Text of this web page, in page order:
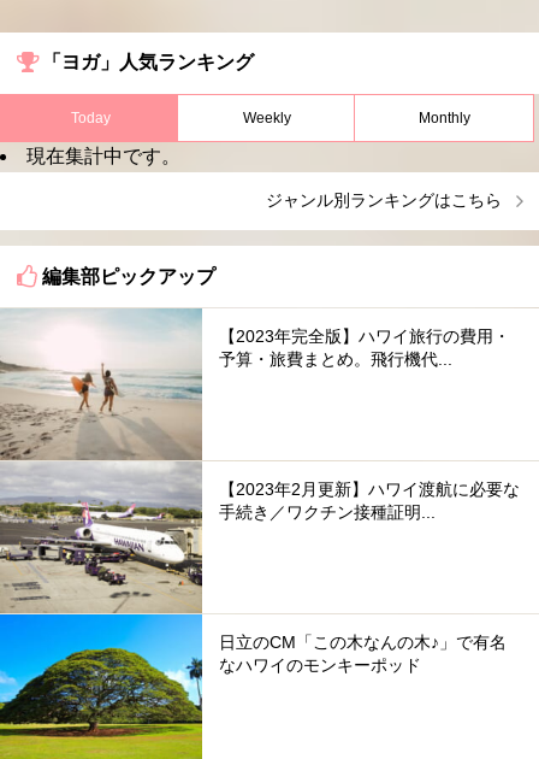
「ヨガ」人気ランキング
Today Weekly Monthly
現在集計中です。
ジャンル別ランキングはこちら
編集部ピックアップ
【2023年完全版】ハワイ旅行の費用・
予算・旅費まとめ。飛行機代...
【2023年2月更新】ハワイ渡航に必要な
手続き／ワクチン接種証明...
日立のCM「この木なんの木♪」で有名
なハワイのモンキーポッド